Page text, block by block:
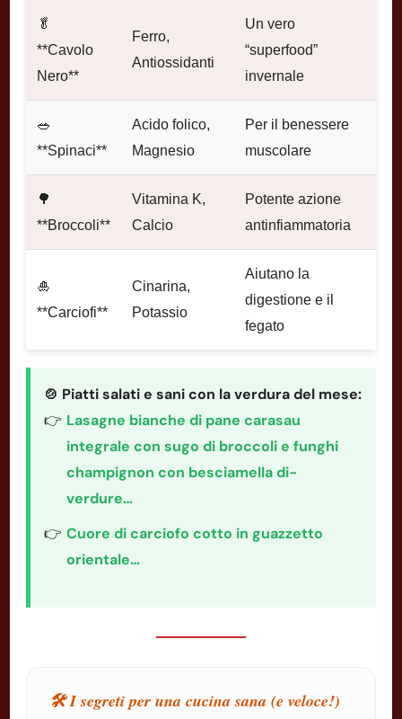
🥬
**Cavolo
Nero**
Ferro,
Antiossidanti
Un vero
“superfood”
invernale
🥗
**Spinaci**
Acido folico,
Magnesio
Per il benessere
muscolare
🌳
**Broccoli**
Vitamina K,
Calcio
Potente azione
antinfiammatoria
🎍
**Carciofi**
Cinarina,
Potassio
Aiutano la
digestione e il
fegato
🍲 Piatti salati e sani con la verdura del mese:
Lasagne bianche di pane carasau
integrale con sugo di broccoli e funghi
champignon con besciamella di-
verdure…
Cuore di carciofo cotto in guazzetto
orientale…
🛠️ I segreti per una cucina sana (e veloce!)